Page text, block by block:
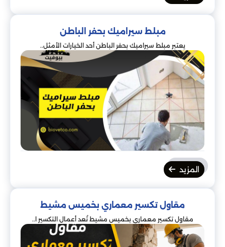
مبلط سيراميك بحفر الباطن
يعتبر مبلط سيراميك بحفر الباطن أحد الخيارات الأمثل..
المزيد
مقاول تكسير معماري بخميس مشيط
مقاول تكسير معماري بخميس مشيط تُعد أعمال التكسير ا..